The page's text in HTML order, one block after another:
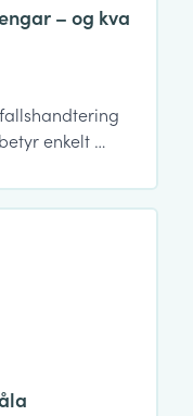
– og kva
enkelt …